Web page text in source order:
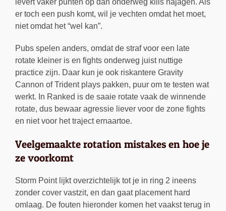
levert vaker punten op dan onderweg kills najagen. Als
er toch een push komt, wil je vechten omdat het moet,
niet omdat het “wel kan”.
Pubs spelen anders, omdat de straf voor een late
rotate kleiner is en fights onderweg juist nuttige
practice zijn. Daar kun je ook riskantere Gravity
Cannon of Trident plays pakken, puur om te testen wat
werkt. In Ranked is de saaie rotate vaak de winnende
rotate, dus bewaar agressie liever voor de zone fights
en niet voor het traject ernaartoe.
Veelgemaakte rotation mistakes en hoe je
ze voorkomt
Storm Point lijkt overzichtelijk tot je in ring 2 ineens
zonder cover vastzit, en dan gaat placement hard
omlaag. De fouten hieronder komen het vaakst terug in